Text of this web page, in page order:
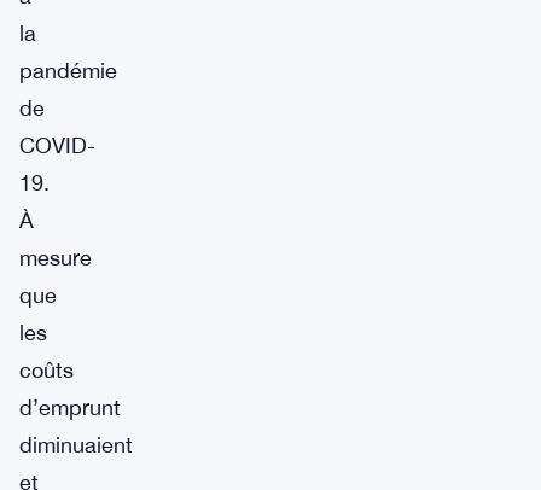
la
pandémie
de
COVID-
19.
À
mesure
que
les
coûts
d’emprunt
diminuaient
et